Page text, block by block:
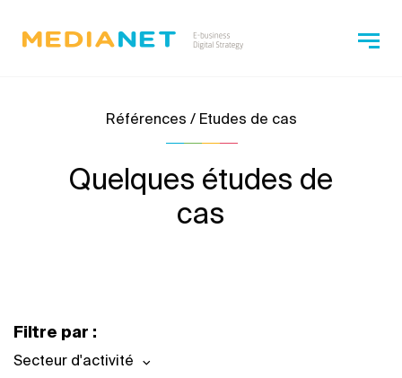
Références / Etudes de cas
Quelques études de
cas
Filtre par :
Secteur d'activité